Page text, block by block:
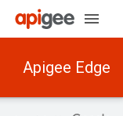
Apigee Edge